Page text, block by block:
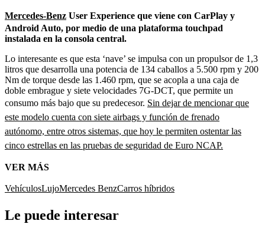
Mercedes-Benz User Experience que viene con CarPlay y
Android Auto, por medio de una plataforma touchpad
instalada en la consola central.
Lo interesante es que esta ‘nave’ se impulsa con un propulsor de 1,3
litros que desarrolla una potencia de 134 caballos a 5.500 rpm y 200
Nm de torque desde las 1.460 rpm, que se acopla a una caja de
doble embrague y siete velocidades 7G-DCT, que permite un
consumo más bajo que su predecesor. Sin dejar de mencionar que
este modelo cuenta con siete airbags y función de frenado
autónomo, entre otros sistemas, que hoy le permiten ostentar las
cinco estrellas en las pruebas de seguridad de Euro NCAP.
VER MÁS
VehículosLujoMercedes BenzCarros híbridos
Le puede interesar